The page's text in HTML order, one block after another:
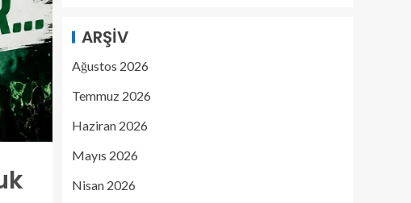
ARŞIV
Ağustos 2026
Temmuz 2026
Haziran 2026
Mayıs 2026
Nisan 2026